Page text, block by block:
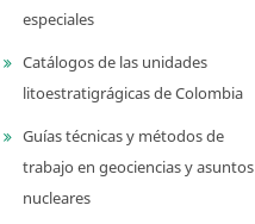
especiales
Catálogos de las unidades
litoestratigrágicas de Colombia
Guías técnicas y métodos de
trabajo en geociencias y asuntos
nucleares